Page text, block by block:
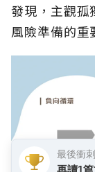
發現，主觀孤
風險準備的重
最後衝
再讀1